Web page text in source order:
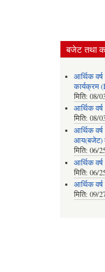
बजेट तथा
आर्थिक
कार्यक्रम
मिति: 08/
आर्थिक
मिति: 08/
आर्थिक
आय(बजेट)
मिति: 06/
आर्थिक
मिति: 06/
आर्थिक
मिति: 09/